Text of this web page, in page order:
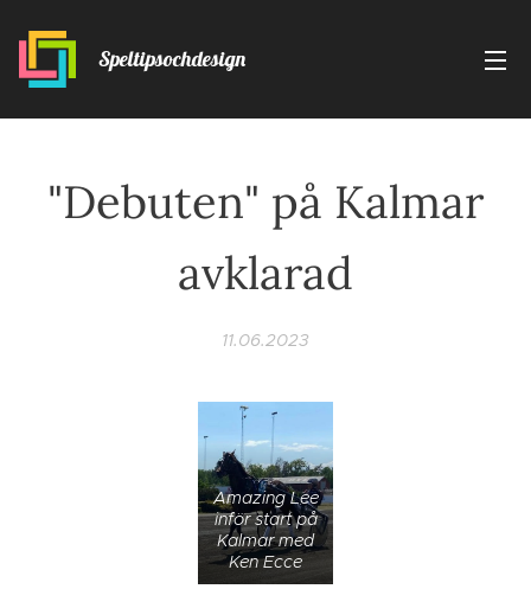
Speltipsochdesign
"Debuten" på Kalmar
avklarad
11.06.2023
Amazing Lee
inför start på
Kalmar med
Ken Ecce